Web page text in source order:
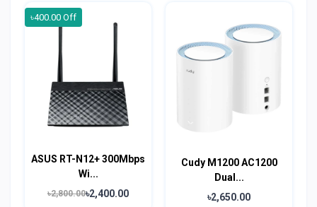
৳400.00 Off
ASUS RT-N12+ 300Mbps
Wi...
৳2,800.00৳2,400.00
Cudy M1200 AC1200
Dual...
৳2,650.00